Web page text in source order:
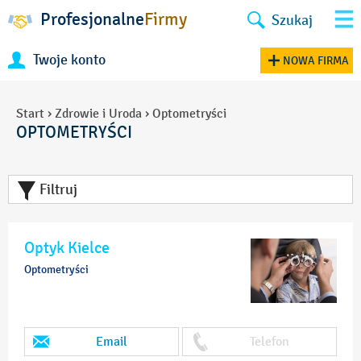
ProfesjonalneFirmy Szukaj
Twoje konto NOWA FIRMA
Start › Zdrowie i Uroda › Optometryści
OPTOMETRYŚCI
Filtruj
Optyk Kielce
Optometryści
Email Telefon